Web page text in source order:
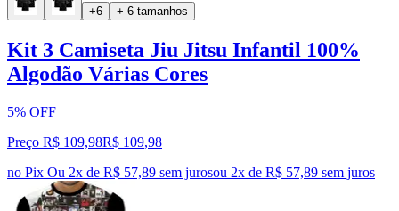
+6 + 6 tamanhos
Kit 3 Camiseta Jiu Jitsu Infantil 100%
Algodão Várias Cores
5% OFF
Preço R$ 109,98R$ 109,98
no Pix Ou 2x de R$ 57,89 sem jurosou 2x de R$ 57,89 sem juros